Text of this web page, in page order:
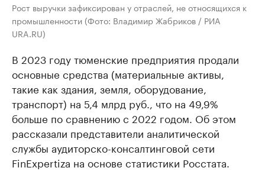
Рост выручки зафиксирован у отраслей, не относящихся к
промышленности (Фото: Владимир Жабриков / РИА
URA.RU)
В 2023 году тюменские предприятия продали
основные средства (материальные активы,
такие как здания, земля, оборудование,
транспорт) на 5,4 млрд руб., что на 49,9%
больше по сравнению с 2022 годом. Об этом
рассказали представители аналитической
службы аудиторско-консалтинговой сети
FinExpertiza на основе статистики Росстата.